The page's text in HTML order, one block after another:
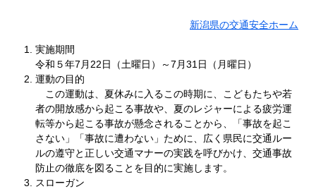
新潟県の交通安全ホーム
実施期間
令和５年7月22日（土曜日）～7月31日（月曜日）
運動の目的
この運動は、夏休みに入るこの時期に、こどもたちや若
者の開放感から起こる事故や、夏のレジャーによる疲労運
転等から起こる事故が懸念されることから、「事故を起こ
さない」「事故に遭わない」ために、広く県民に交通ルー
ルの遵守と正しい交通マナーの実践を呼びかけ、交通事故
防止の徹底を図ることを目的に実施します。
スローガン